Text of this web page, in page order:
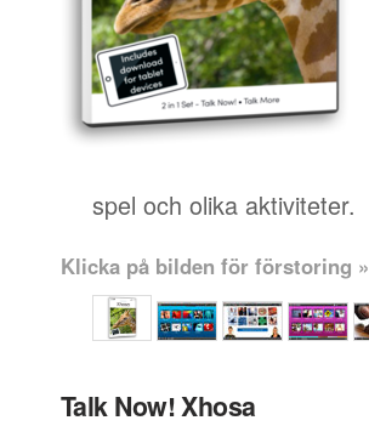
spel och olika aktiviteter.
Klicka på bilden för förstoring »
Talk Now! Xhosa